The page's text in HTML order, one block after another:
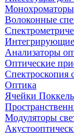
Монохроматоры
Волоконные
Анализаторы
Оптические
Спектроскопия
Оптика
Ячейки
Модуляторы